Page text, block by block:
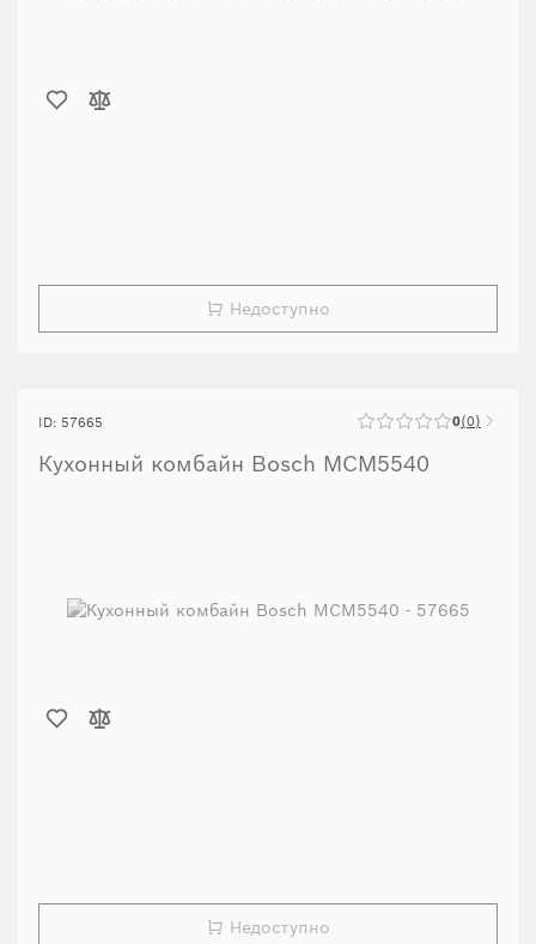
Недоступно
ID: 57665 0 0
Кухонный комбайн Bosch MCM5540
Недоступно